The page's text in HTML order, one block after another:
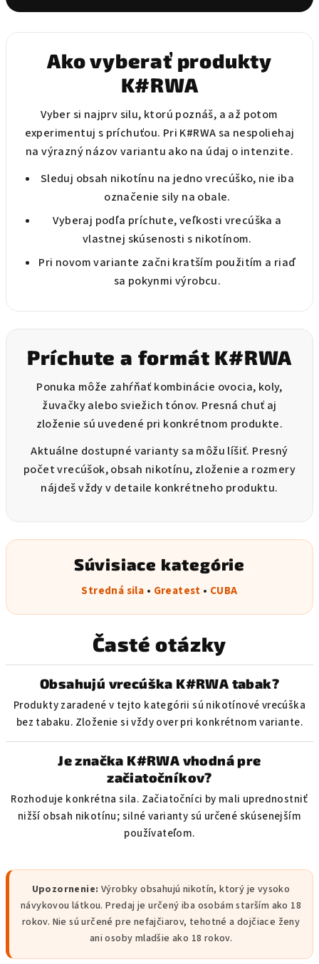
p
i
s
Ako vyberať produkty
K#RWA
Vyber si najprv silu, ktorú poznáš, a až potom
experimentuj s príchuťou. Pri K#RWA sa nespoliehaj
na výrazný názov variantu ako na údaj o intenzite.
Sleduj obsah nikotínu na jedno vrecúško, nie iba
označenie sily na obale.
Vyberaj podľa príchute, veľkosti vrecúška a
vlastnej skúsenosti s nikotínom.
Pri novom variante začni kratším použitím a riaď
sa pokynmi výrobcu.
Príchute a formát K#RWA
Ponuka môže zahŕňať kombinácie ovocia, koly,
žuvačky alebo sviežich tónov. Presná chuť aj
zloženie sú uvedené pri konkrétnom produkte.
Aktuálne dostupné varianty sa môžu líšiť. Presný
počet vrecúšok, obsah nikotínu, zloženie a rozmery
nájdeš vždy v detaile konkrétneho produktu.
Súvisiace kategórie
Stredná sila • Greatest • CUBA
Časté otázky
Obsahujú vrecúška K#RWA tabak?
Produkty zaradené v tejto kategórii sú nikotínové vrecúška
bez tabaku. Zloženie si vždy over pri konkrétnom variante.
Je značka K#RWA vhodná pre
začiatočníkov?
Rozhoduje konkrétna sila. Začiatočníci by mali uprednostniť
nižší obsah nikotínu; silné varianty sú určené skúsenejším
používateľom.
Upozornenie: Výrobky obsahujú nikotín, ktorý je vysoko
návykovou látkou. Predaj je určený iba osobám starším ako 18
rokov. Nie sú určené pre nefajčiarov, tehotné a dojčiace ženy
ani osoby mladšie ako 18 rokov.